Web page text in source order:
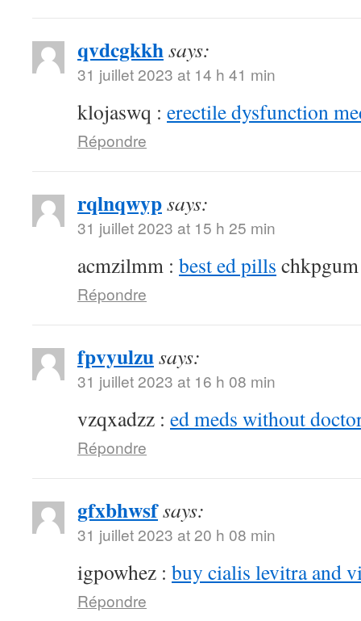
qvdcgkkhsays:
31 juillet 2023 at 14 h 41 min
klojaswq : erectile dysfunction
Répondre
rqlnqwypsays:
31 juillet 2023 at 15 h 25 min
acmzilmm : best ed pills chkpgum
Répondre
fpvyulzusays:
31 juillet 2023 at 16 h 08 min
vzqxadzz : ed meds without
Répondre
gfxbhwsfsays:
31 juillet 2023 at 20 h 08 min
igpowhez : buy cialis levitra and
Répondre